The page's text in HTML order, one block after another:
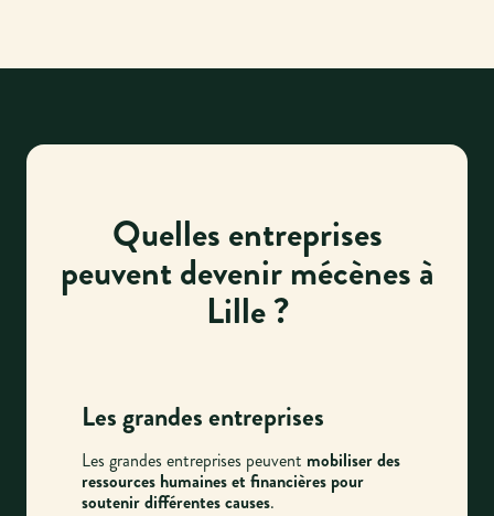
Quelles entreprises
peuvent devenir mécènes à
Lille ?
Les grandes entreprises
Les grandes entreprises peuvent mobiliser des
ressources humaines et financières pour
soutenir différentes causes.